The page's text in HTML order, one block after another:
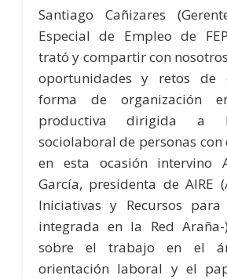
Santiago Cañizares
Especial de Empleo de
trató y compartir con
oportunidades y retos de
forma de organización
productiva dirigida a
sociolaboral de personas
en esta ocasión intervino
García, presidenta de AIRE
Iniciativas y Recursos
integrada en la Red
sobre el trabajo en el
orientación laboral y el